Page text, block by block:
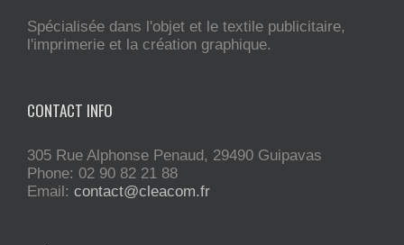
Spécialisée dans l'objet et le textile publicitaire,
l'imprimerie et la création graphique.
CONTACT INFO
305 Rue Alphonse Penaud, 29490 Guipavas
Phone: 02 90 82 21 88
Email: contact@cleacom.fr